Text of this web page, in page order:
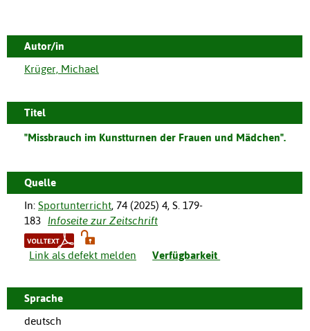
Autor/in
Krüger, Michael
Titel
"Missbrauch im Kunstturnen der Frauen und Mädchen".
Quelle
In: Sportunterricht, 74 (2025) 4, S. 179-
183
Infoseite zur Zeitschrift
Link als defekt melden Verfügbarkeit
Sprache
deutsch